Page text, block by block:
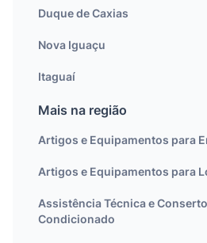
Duque de Caxias
Nova Iguaçu
Itaguaí
Mais na região
Artigos e Equipamentos para
Artigos e Equipamentos para
Assistência Técnica e
Condicionado